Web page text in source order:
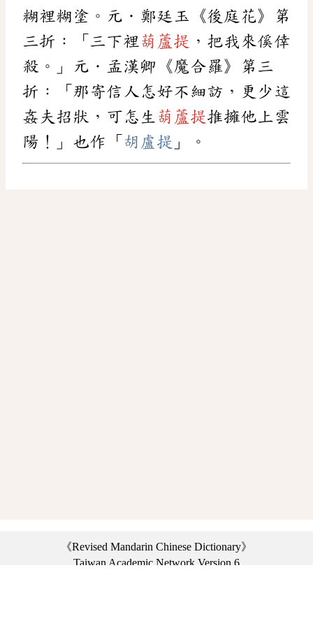
糊裡糊塗。元．鄭廷玉《後庭花》第
三折：「三下裡 葫蘆提 ，把我來傒倖
殺。」元．孟漢卿《魔合羅》第三
折：「那寄信人怎好不細訪，更少這
姦夫招狀，可怎生 葫蘆提推擁他上雲
陽！」也作「 胡盧提 」。
《Revised Mandarin Chinese Dictionary》
Taiwan Academic Network Version 6